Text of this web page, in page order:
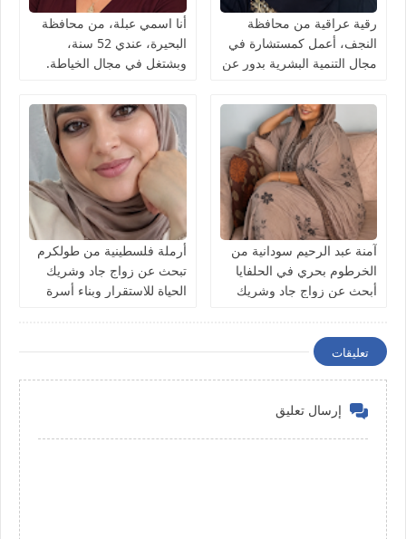
رقية عراقية من محافظة
النجف، أعمل كمستشارة في
مجال التنمية البشرية بدور عن
أنا اسمي عبلة، من محافظة
البحيرة، عندي 52 سنة،
وبشتغل في مجال الخياطة.
آمنة عبد الرحيم سودانية من
الخرطوم بحري في الحلفايا
أبحث عن زواج جاد وشريك
أرملة فلسطينية من طولكرم
تبحث عن زواج جاد وشريك
الحياة للاستقرار وبناء أسرة
تعليقات
إرسال تعليق